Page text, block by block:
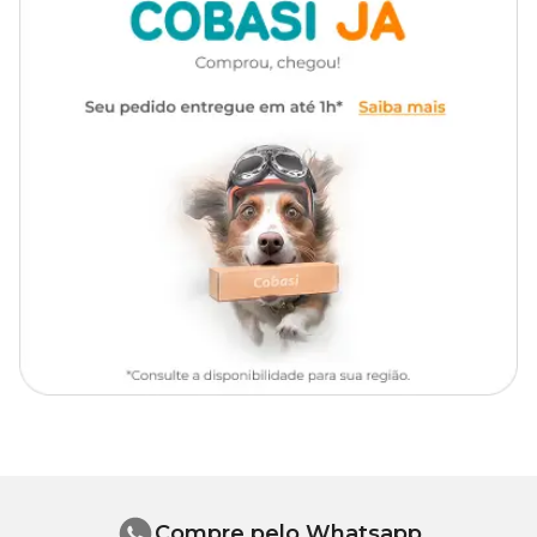
microalgas Schizochytrium sp.
dosador
conforme orientação do médico-veterinário. Para mais
informações sobre o tratamento, consulte abula do Calmyn Cat
Mononitrato de tiamina, magnésio aminoácido quelato, L-
triptofano, extrato da folha de Passiflora incarnata (0,26%), extrato
de camomila (Matricaria chamomilla) (1,75%), extrato de valeriana
(Valeriana officinalis) (2,14%), biomassa de
microalgas Schizochytrium sp., levedura inativada desidratada,
extrato de leveduras, amido de milho¹, metilparabeno,
propilparabeno, BHT (butilhidroxitolueno). Espécies doadoras de
genes: Bacillus thuringiensis, Streptomyces viridochromogenes,
Agrobacterium tumefaciens, Zea mays, Sphingobium
herbicidorovans, Dicossoma sp, Diabrotica firgifera,
herbicidovoram, Agrobacterium, S. maltophilia, Brevibacillus
O tratamento de sintomas de ansiedade e estresse em gatos com